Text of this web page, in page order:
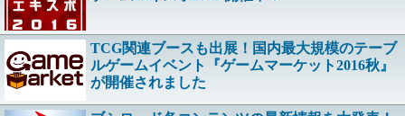
TCG関連ブースも出展！国内最大規模のテーブ
ルゲームイベント『ゲームマーケット2016秋』
が開催されました